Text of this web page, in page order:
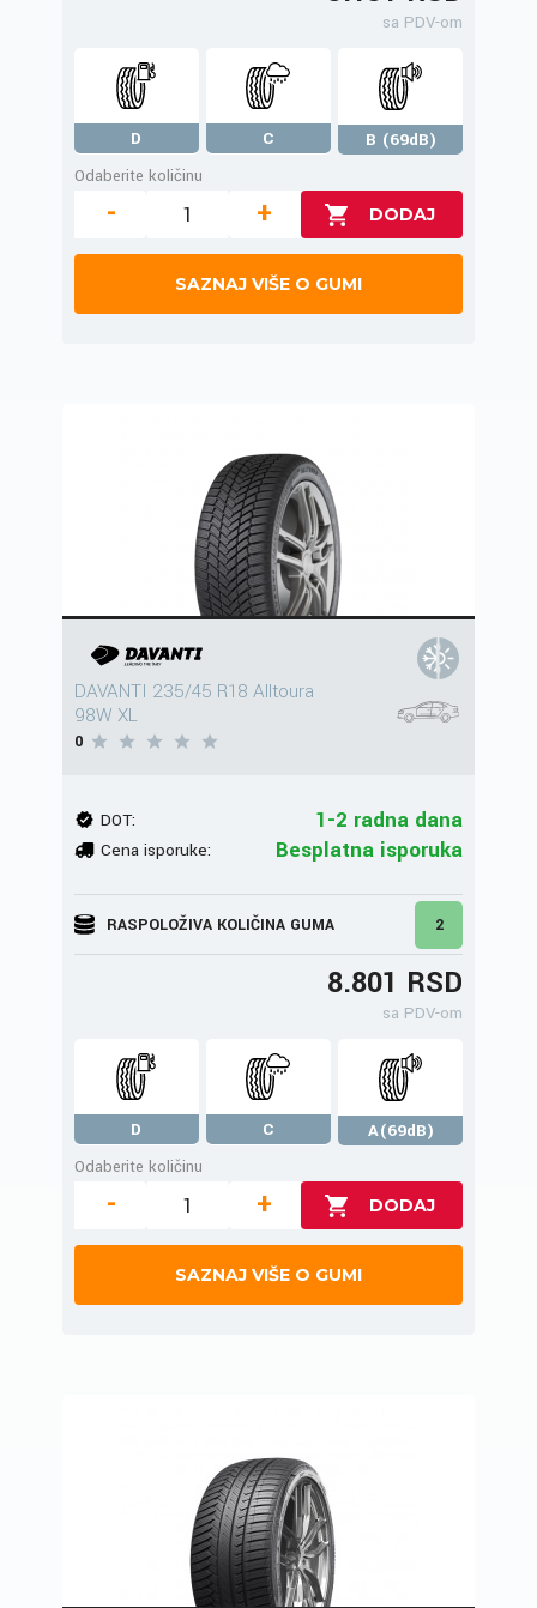
sa PDV-om
D C
B (69dB)
Odaberite količinu
- +
SAZNAJ VIŠE O GUMI
DAVANTI 235/45 R18 Alltoura
98W XL
0
DOT: 1-2 radna dana
Cena isporuke: Besplatna isporuka
RASPOLOŽIVA KOLIČINA GUMA 2
8.801 RSD
sa PDV-om
D C
A(69dB)
Odaberite količinu
- +
SAZNAJ VIŠE O GUMI